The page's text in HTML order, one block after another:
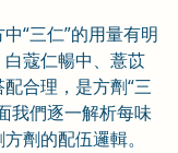
“三仁”的用量有明
蔻仁暢中、薏苡
合理，是方劑“三
我們逐一解析每味
劑的配伍邏輯。